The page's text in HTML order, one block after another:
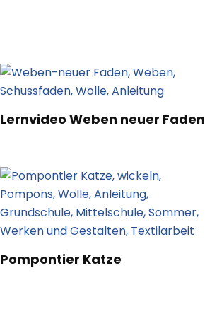
Lernvideo Weben neuer Faden
Pompontier Katze